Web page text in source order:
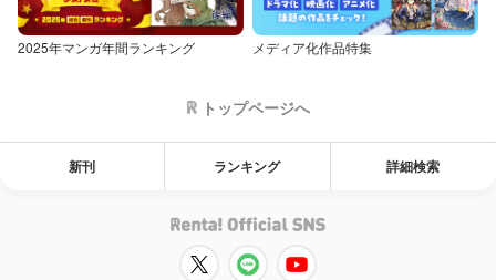
2025年マンガ年間ランキング メディア化作品特集
トップページへ
新刊 ランキング 詳細検索